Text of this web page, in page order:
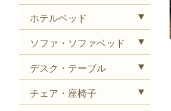
ホテルベッド
ソファ・ソファベッド
デスク・テーブル
チェア・座椅子